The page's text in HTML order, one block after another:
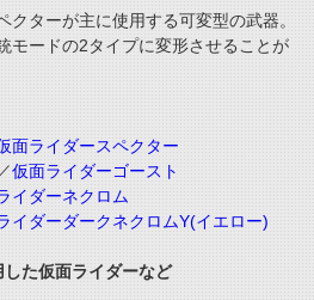
クターが主に使用する可変型の武器。
モードの2タイプに変形させることが
面ライダースペクター
／仮面ライダーゴースト
イダーネクロム
イダーダークネクロムY(イエロー)
た仮面ライダーなど